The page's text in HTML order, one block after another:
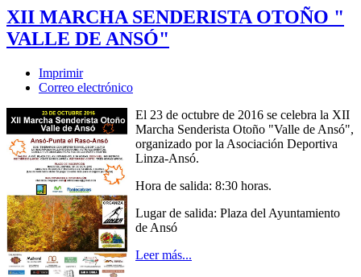
XII MARCHA SENDERISTA OTOÑO "
VALLE DE ANSÓ"
Imprimir
Correo electrónico
El 23 de octubre de 2016 se celebra la XII
Marcha Senderista Otoño "Valle de Ansó",
organizado por la Asociación Deportiva
Linza-Ansó.
Hora de salida: 8:30 horas.
Lugar de salida: Plaza del Ayuntamiento
de Ansó
Leer más...